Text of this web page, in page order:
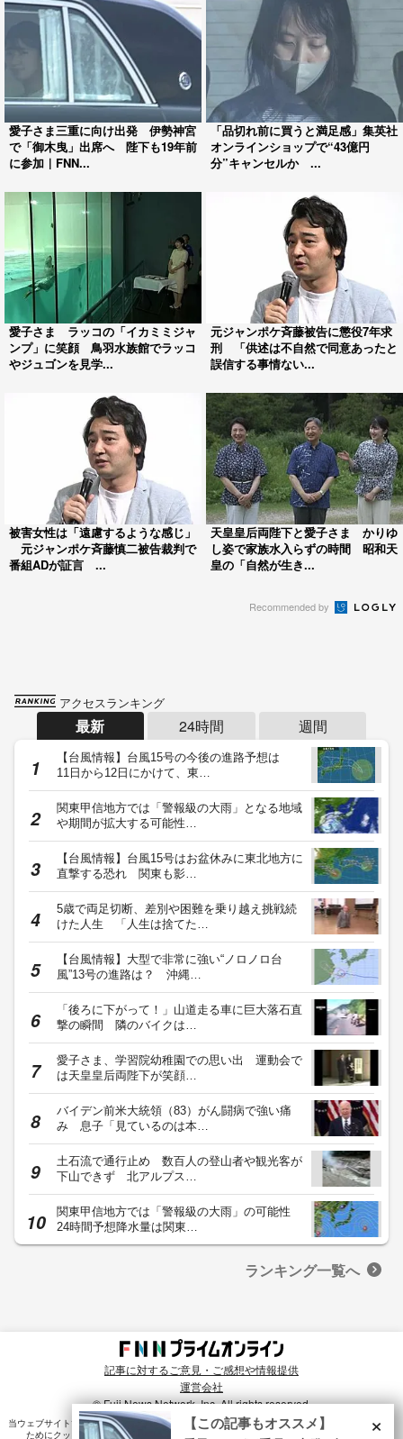
愛子さま三重に向け出発 伊勢神宮
で「御木曳」出席へ 陛下も19年前
に参加｜FNN...
「品切れ前に買うと満足感」集英社
オンラインショップで“43億円
分”キャンセルか ...
愛子さま ラッコの「イカミミジャ
ンプ」に笑顔 鳥羽水族館でラッコ
やジュゴンを見学...
元ジャンポケ斉藤被告に懲役7年求
刑 「供述は不自然で同意あったと
誤信する事情ない...
被害女性は「遠慮するような感じ」
元ジャンポケ斉藤慎二被告裁判で
番組ADが証言 ...
天皇皇后両陛下と愛子さま かりゆ
し姿で家族水入らずの時間 昭和天
皇の「自然が生き...
Recommended by
アクセスランキング
最新 24時間 週間
【台風情報】台風15号の今後の進路予想は
11日から12日にかけて、東…
関東甲信地方では「警報級の大雨」となる地域
や期間が拡大する可能性…
【台風情報】台風15号はお盆休みに東北地方に
直撃する恐れ 関東も影…
5歳で両足切断、差別や困難を乗り越え挑戦続
けた人生 「人生は捨てた…
【台風情報】大型で非常に強い“ノロノロ台
風”13号の進路は？ 沖縄…
「後ろに下がって！」山道走る車に巨大落石直
撃の瞬間 隣のバイクは…
愛子さま、学習院幼稚園での思い出 運動会で
は天皇皇后両陛下が笑顔…
バイデン前米大統領（83）がん闘病で強い痛
み 息子「見ているのは本…
土石流で通行止め 数百人の登山者や観光客が
下山できず 北アルプス…
関東甲信地方では「警報級の大雨」の可能性
24時間予想降水量は関東…
ランキング一覧へ
記事に対するご意見・ご感想や情報提供
運営会社
© Fuji News Network, Inc. All rights reserved.
当ウェブサイトでは、ユーザのニーズ・興味・関⼼に合致したコンテンツや広告配信を提供する
ためにクッキーを使⽤しています。詳細は、プライバシーポリシー をご確認ください。×
【この記事もオススメ】